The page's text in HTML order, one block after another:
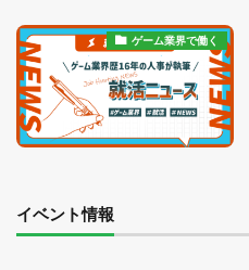
ゲーム業界で働く
イベント情報